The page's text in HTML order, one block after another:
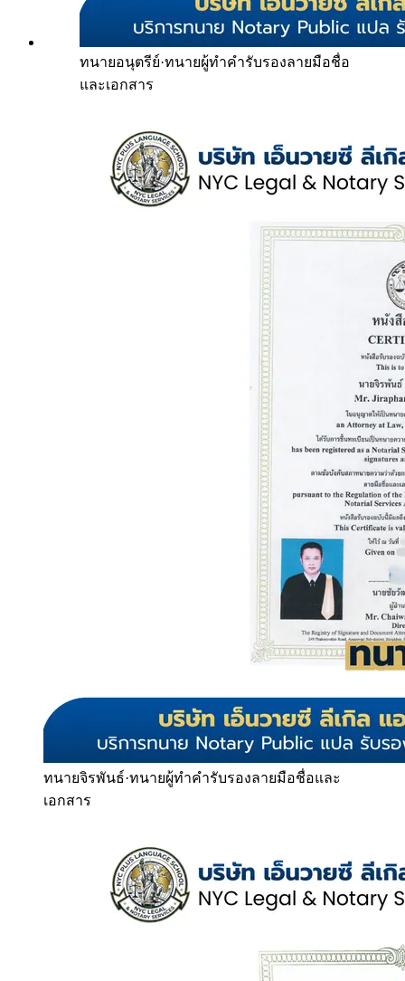
ทนายอนุตรีย์·ทนายผู้ทำคำรับรองลายมือชื่อ
และเอกสาร
ทนายจิรพันธ์·ทนายผู้ทำคำรับรองลายมือชื่อและ
เอกสาร